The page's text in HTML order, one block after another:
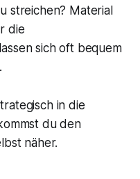
streichen? Material
die
sich oft bequem
in die
du den
näher.